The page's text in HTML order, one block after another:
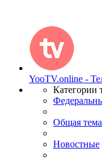
YooTV.online -
Категории
Общая
Новостные